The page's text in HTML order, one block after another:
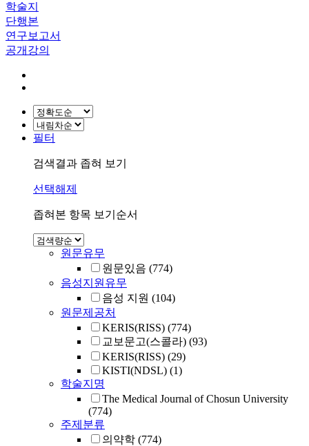
학술지
단행본
연구보고서
공개강의
필터
검색결과 좁혀 보기
선택해제
좁혀본 항목 보기순서
원문유무
원문있음 (774)
음성지원유무
음성 지원 (104)
원문제공처
KERIS(RISS) (774)
교보문고(스콜라) (93)
KERIS(RISS) (29)
KISTI(NDSL) (1)
학술지명
The Medical Journal of Chosun University
(774)
주제분류
의약학 (774)